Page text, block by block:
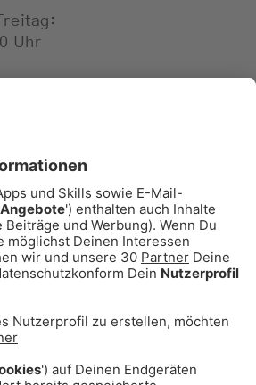
Uhr
Uhr
behalten wir es uns vor,
Theresienwiese
Uhr
Uhr